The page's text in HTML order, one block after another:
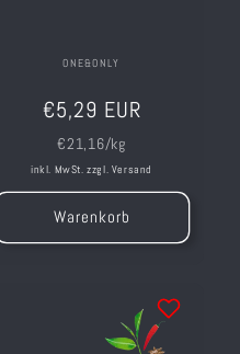
ONE&ONLY
Normaler
Preis
€5,29 EUR
Grundpreis
€21,16/kg
inkl. MwSt. zzgl. Versand
Warenkorb